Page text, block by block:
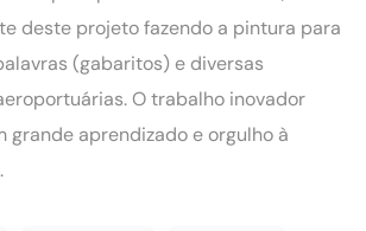
deste projeto fazendo a pintura para
(gabaritos) e diversas
O trabalho inovador
grande aprendizado e orgulho à